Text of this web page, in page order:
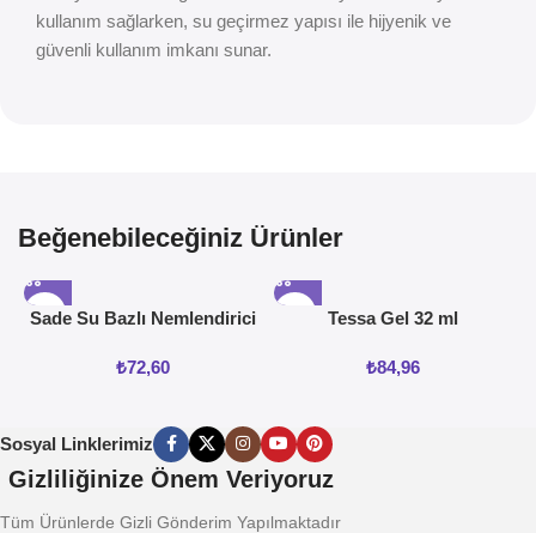
kullanım sağlarken, su geçirmez yapısı ile hijyenik ve
güvenli kullanım imkanı sunar.
Beğenebileceğiniz Ürünler
Sade Su Bazlı Nemlendirici
₺72,60
Tessa Gel 32 ml
₺84,96
Sosyal Linklerimiz
Gizliliğinize Önem Veriyoruz
Tüm Ürünlerde Gizli Gönderim Yapılmaktadır